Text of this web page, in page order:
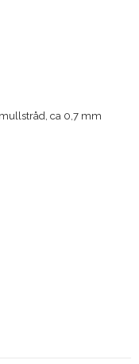
ca 0,7 mm